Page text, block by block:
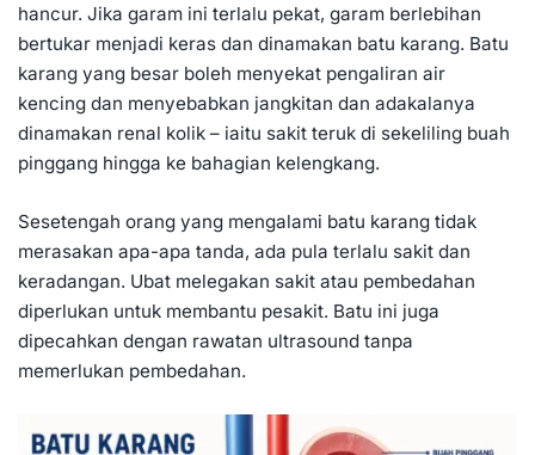
hancur. Jika garam ini terlalu pekat, garam berlebihan
bertukar menjadi keras dan dinamakan batu karang. Batu
karang yang besar boleh menyekat pengaliran air
kencing dan menyebabkan jangkitan dan adakalanya
dinamakan renal kolik – iaitu sakit teruk di sekeliling buah
pinggang hingga ke bahagian kelengkang.
Sesetengah orang yang mengalami batu karang tidak
merasakan apa-apa tanda, ada pula terlalu sakit dan
keradangan. Ubat melegakan sakit atau pembedahan
diperlukan untuk membantu pesakit. Batu ini juga
dipecahkan dengan rawatan ultrasound tanpa
memerlukan pembedahan.